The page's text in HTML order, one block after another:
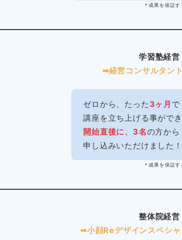
＊成果を保証するもので
学習塾経営
➡︎経営コンサルタン
ゼロから、たった 3ヶ月 で
講座を立ち上げる事ができ
開始直後に、3名の方から
申し込みいただけました！
＊成果を保証するもので
整体院経営
➡︎小顔Reデザインスペシ